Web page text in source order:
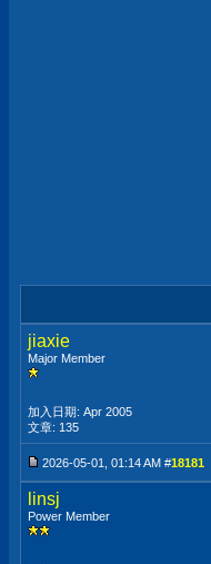
jiaxie
Major Member
加入日期: Apr 2005
文章: 135
2026-05-01, 01:14 AM #18181
linsj
Power Member